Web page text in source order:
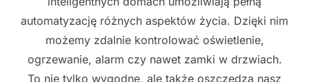
automatyzację różnych aspektów życia. Dzięki nim
możemy zdalnie kontrolować oświetlenie,
ogrzewanie, alarm czy nawet zamki w drzwiach.
To nie tylko wygodne, ale także oszczędza nasz